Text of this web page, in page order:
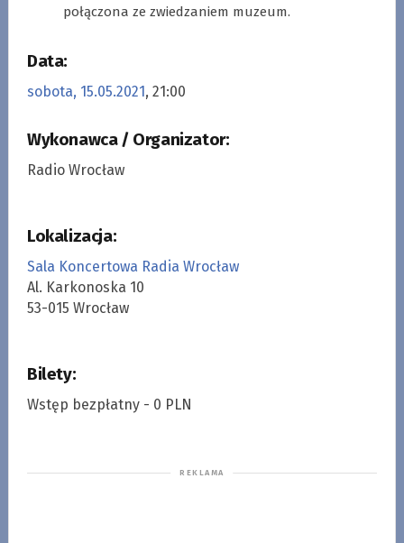
połączona ze zwiedzaniem muzeum.
Data:
sobota, 15.05.2021, 21:00
Wykonawca / Organizator:
Radio Wrocław
Lokalizacja:
Sala Koncertowa Radia Wrocław
Al. Karkonoska 10
53-015 Wrocław
Bilety:
Wstęp bezpłatny - 0 PLN